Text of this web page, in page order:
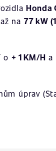
Honda
až na 77 kW
o + 1 KM/H a
úprav